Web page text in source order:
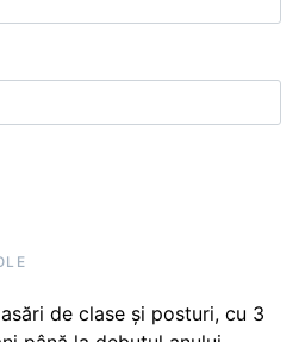
de clase și posturi, cu 3